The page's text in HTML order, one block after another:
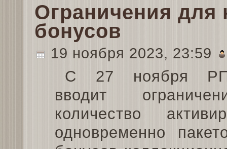
Ограничения для
бонусов
19 ноября 2023, 23:59
С 27 ноября
вводит
количество
одновременно